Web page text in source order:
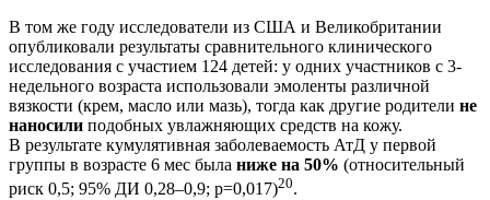
В том же году исследователи из США и Великобритании
опубликовали результаты сравнительного клинического
исследования с участием 124 де­тей: у одних участников с 3-
недельного возраста использовали эмоленты различной
вязкости (крем, масло или мазь), тогда как другие родители не
наносили подобных увлажняющих средств на кожу.
В результате кумулятивная заболеваемость АтД у первой
группы в возрасте 6 мес была ниже на 50% (относительный
риск 0,5; 95% ДИ 0,28–0,9; p=0,017)20.